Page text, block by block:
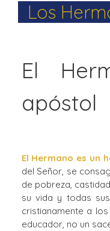
Los
El
apóstol
El Hermano es un
del Señor, se
de pobreza,
su vida y todas
cristianamente a
educador, no un